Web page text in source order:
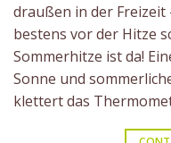
draußen in der Freizeit
bestens vor der Hitze
Sommerhitze ist da!
Sonne und
klettert das